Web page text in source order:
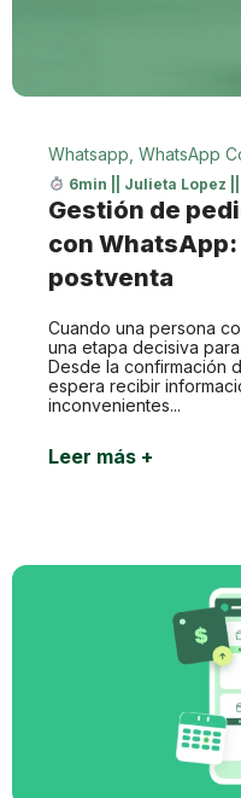
Whatsapp WhatsApp
6min Julieta Lopez
Gestión de
con
postventa
Cuando una persona
una etapa decisiva
Desde la confirmación
espera recibir
inconvenientes...
Leer más +